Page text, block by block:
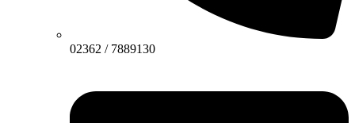
02362 / 7889130